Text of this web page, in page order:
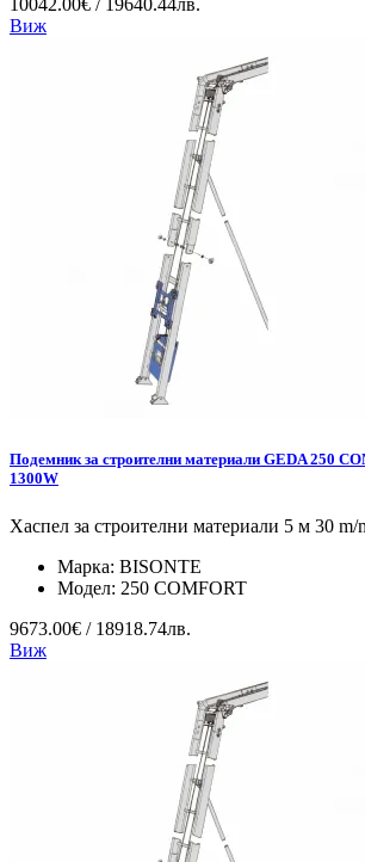
10042.00€ / 19640.44лв.
Виж
Подемник за строителни материали GEDA 250
1300W
Хаспел за строителни материали 5 м 30 m/
Марка: BISONTE
Модел: 250 COMFORT
9673.00€ / 18918.74лв.
Виж